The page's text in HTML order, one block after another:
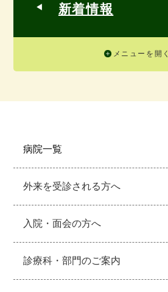
新着情報
メニューを開く
病院一覧
外来を受診される方へ
入院・面会の方へ
診療科・部門のご案内